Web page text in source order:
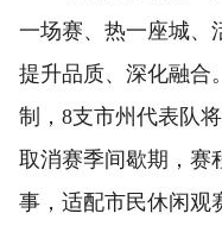
一场赛、热一座城、
提升品质、深化融合
制，8支市州代表队
取消赛季间歇期，赛
事，适配市民休闲观